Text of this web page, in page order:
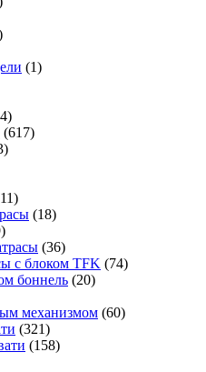
(1)
(617)
(18)
(36)
с блоком TFK (74)
боннель (20)
механизмом (60)
(321)
(158)